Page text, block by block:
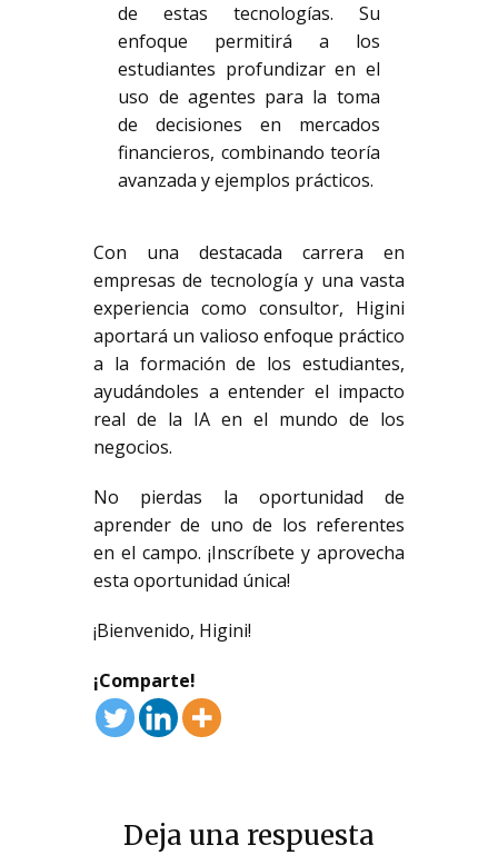
de estas tecnologías. Su
enfoque permitirá a los
estudiantes profundizar en el
uso de agentes para la toma
de decisiones en mercados
financieros, combinando teoría
avanzada y ejemplos prácticos.
Con una destacada carrera en
empresas de tecnología y una vasta
experiencia como consultor, Higini
aportará un valioso enfoque práctico
a la formación de los estudiantes,
ayudándoles a entender el impacto
real de la IA en el mundo de los
negocios.
No pierdas la oportunidad de
aprender de uno de los referentes
en el campo. ¡Inscríbete y aprovecha
esta oportunidad única!
¡Bienvenido, Higini!
¡Comparte!
Deja una respuesta